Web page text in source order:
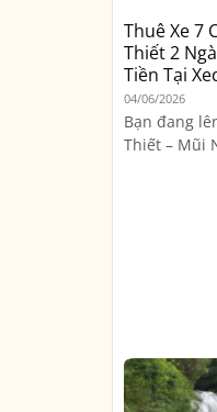
Thuê Xe 7
Thiết 2
Tiền Tại
04/06/2026
Bạn đang
Thiết – Mũi